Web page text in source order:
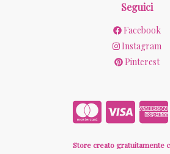
Seguici
Facebook
Instagram
Pinterest
Store creato gratuitamente